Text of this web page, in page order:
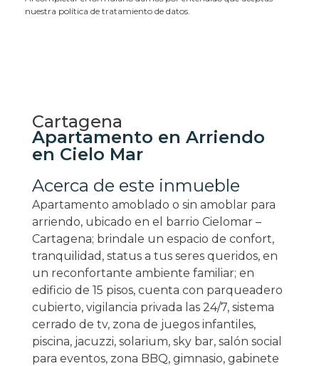
nuestra política de tratamiento de datos.
Cartagena
Apartamento en Arriendo
en Cielo Mar
Acerca de este inmueble
Apartamento amoblado o sin amoblar para
arriendo, ubicado en el barrio Cielomar –
Cartagena; brindale un espacio de confort,
tranquilidad, status a tus seres queridos, en
un reconfortante ambiente familiar; en
edificio de 15 pisos, cuenta con parqueadero
cubierto, vigilancia privada las 24/7, sistema
cerrado de tv, zona de juegos infantiles,
piscina, jacuzzi, solarium, sky bar, salón social
para eventos, zona BBQ, gimnasio, gabinete